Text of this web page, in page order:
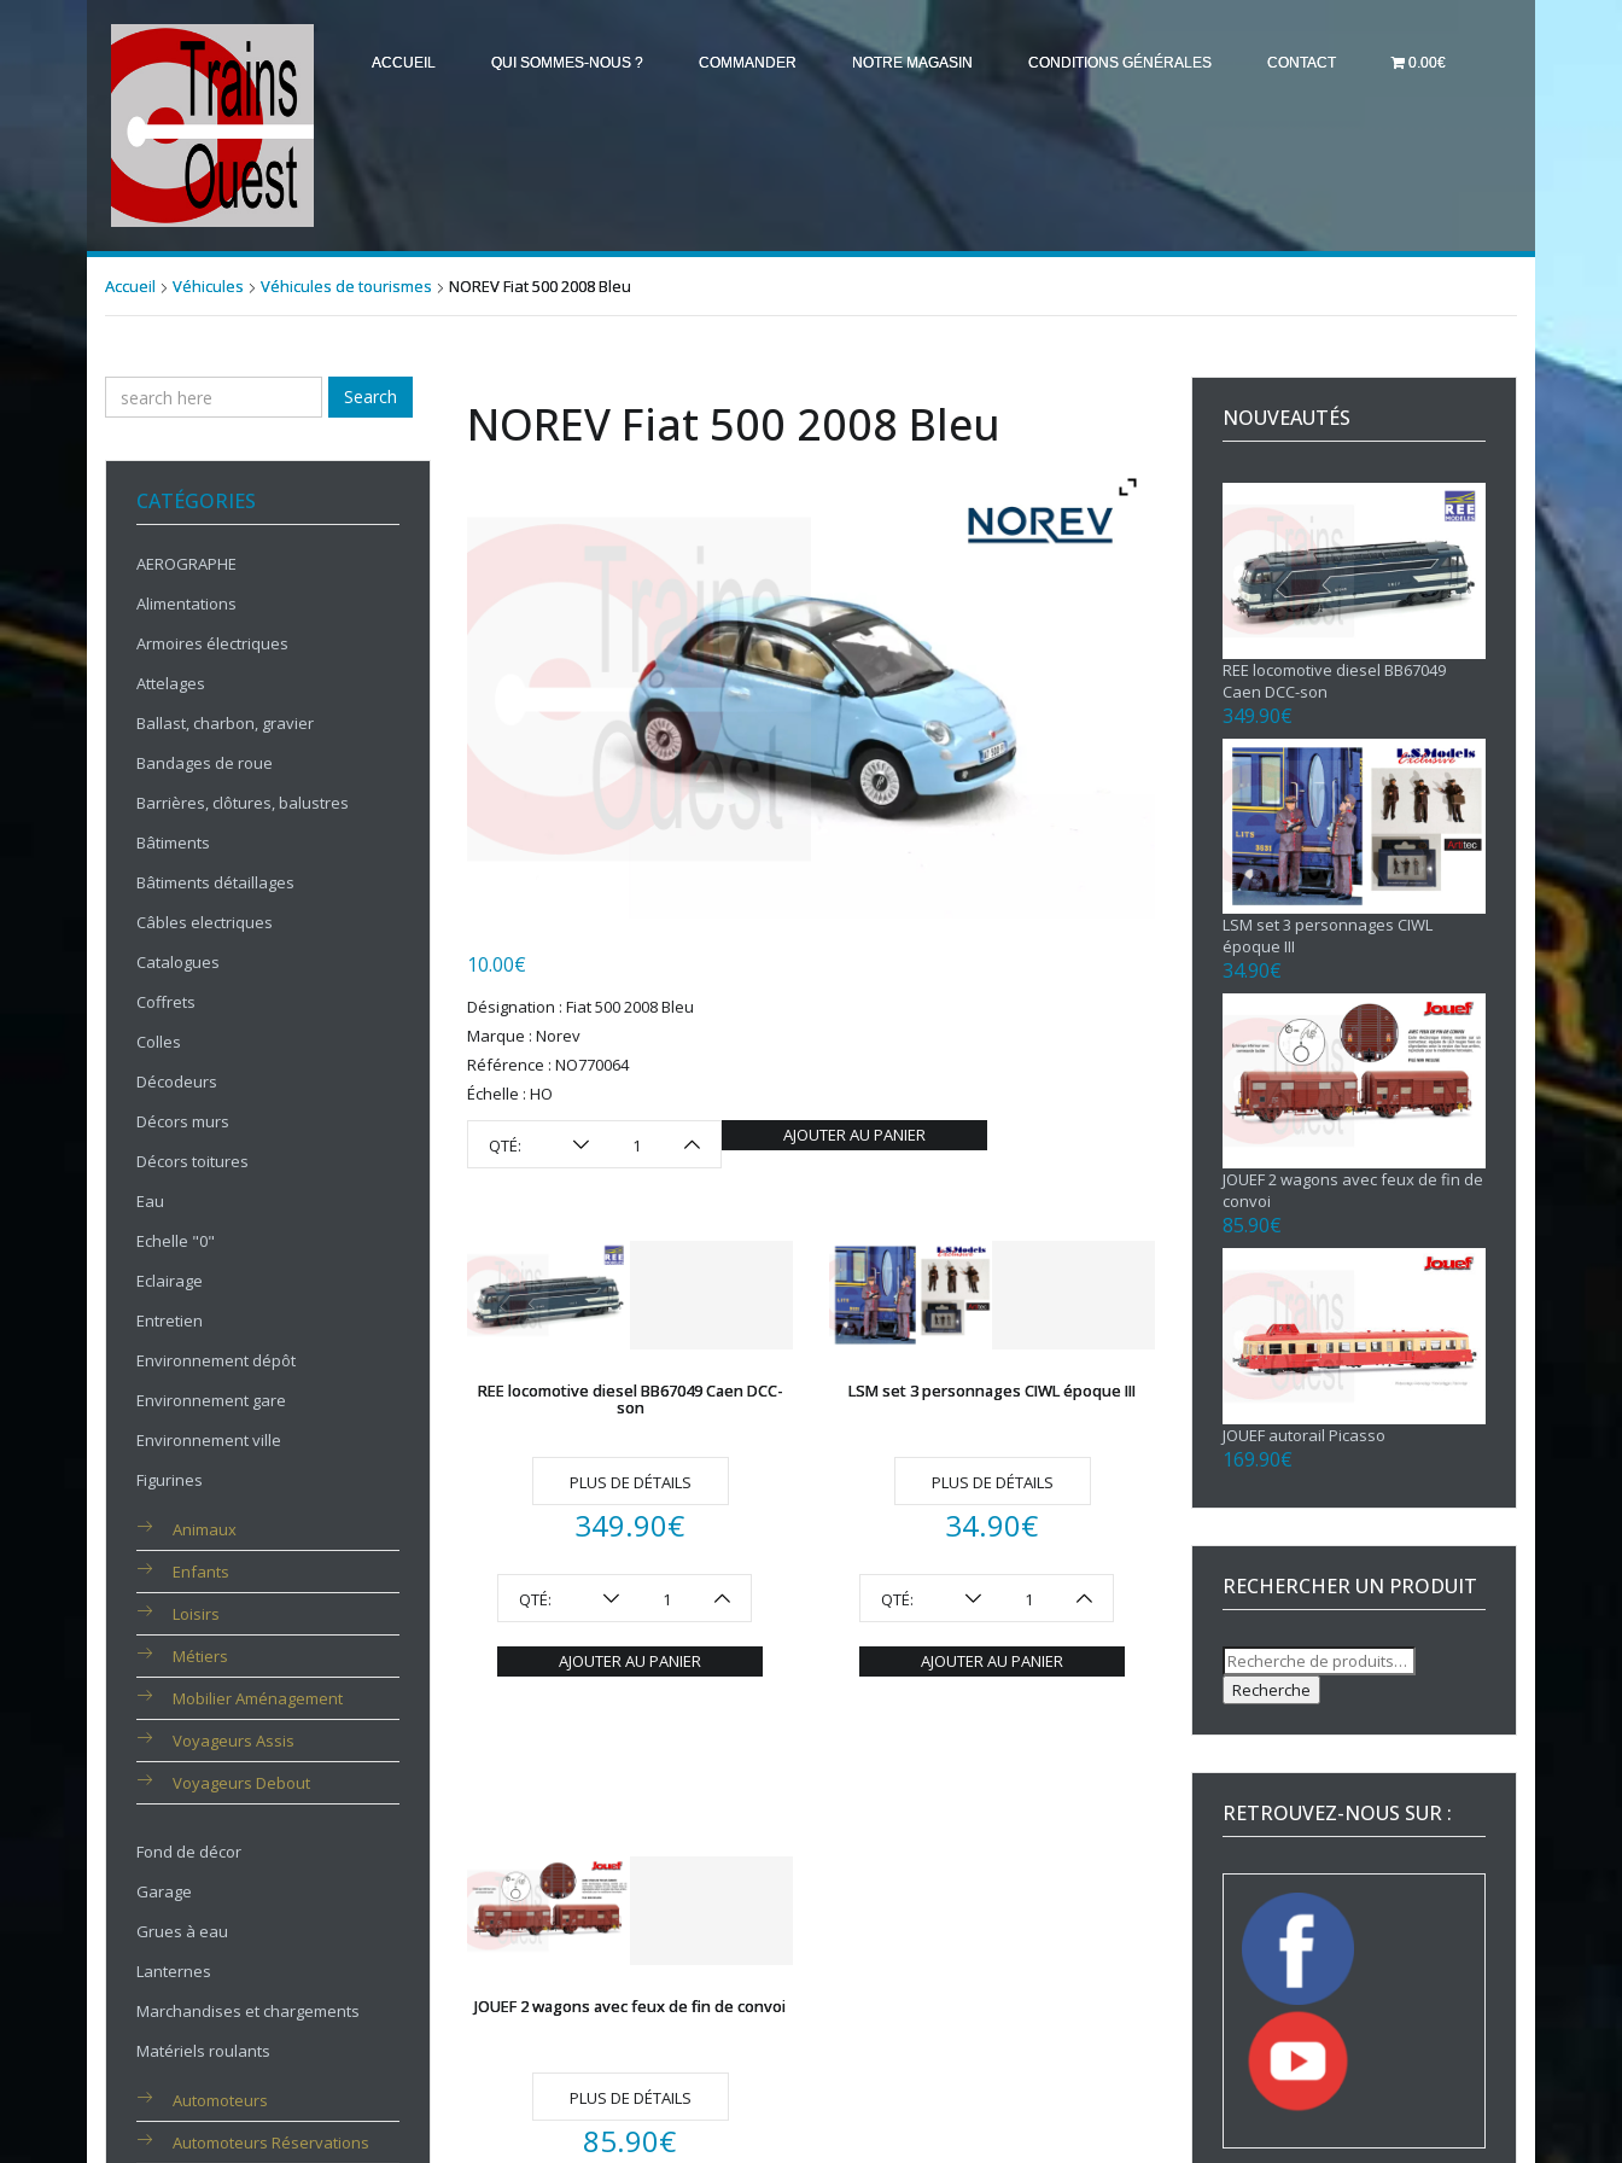
ACCUEIL QUI SOMMES-NOUS ? COMMANDER NOTRE MAGASIN CONDITIONS GÉNÉRALES CONTACT 0.00€
Accueil Véhicules Véhicules de tourismes NOREV Fiat 500 2008 Bleu
Search
CATÉGORIES
AEROGRAPHE
Alimentations
Armoires électriques
Attelages
Ballast, charbon, gravier
Bandages de roue
Barrières, clôtures, balustres
Bâtiments
Bâtiments détaillages
Câbles electriques
Catalogues
Coffrets
Colles
Décodeurs
Décors murs
Décors toitures
Eau
Echelle "0"
Eclairage
Entretien
Environnement dépôt
Environnement gare
Environnement ville
Figurines
Animaux
Enfants
Loisirs
Métiers
Mobilier Aménagement
Voyageurs Assis
Voyageurs Debout
Fond de décor
Garage
Grues à eau
Lanternes
Marchandises et chargements
Matériels roulants
Automoteurs
Automoteurs Réservations
NOREV Fiat 500 2008 Bleu
10.00€
Désignation : Fiat 500 2008 Bleu
Marque : Norev
Référence : NO770064
Échelle : HO
QTÉ: AJOUTER AU PANIER
REE locomotive diesel BB67049 Caen DCC-
son
PLUS DE DÉTAILS
349.90€
QTÉ:
AJOUTER AU PANIER
LSM set 3 personnages CIWL époque III
PLUS DE DÉTAILS
34.90€
QTÉ:
AJOUTER AU PANIER
JOUEF 2 wagons avec feux de fin de convoi
PLUS DE DÉTAILS
85.90€
NOUVEAUTÉS
REE locomotive diesel BB67049
Caen DCC-son
349.90€
LSM set 3 personnages CIWL
époque III
34.90€
JOUEF 2 wagons avec feux de fin de
convoi
85.90€
JOUEF autorail Picasso
169.90€
RECHERCHER UN PRODUIT
Recherche
pour :
Recherche
RETROUVEZ-NOUS SUR :